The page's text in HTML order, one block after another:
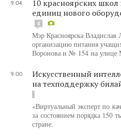
9:04
10 красноярских школ
единиц нового
4
Мэр Красноярска Владислав
организацию питания
Воронова и № 154 на улице
9:00
Искусственный
на техподдержку
«Виртуальный эксперт по
за состоянием порядка 150
стране.